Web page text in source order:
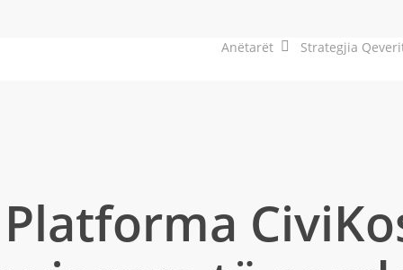
Anëtarët Strategjia